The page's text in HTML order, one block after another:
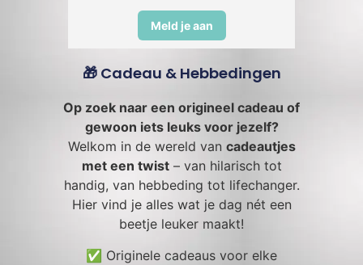
Meld je aan
🎁 Cadeau & Hebbedingen
Op zoek naar een origineel cadeau of
gewoon iets leuks voor jezelf?
Welkom in de wereld van cadeautjes
met een twist– van hilarisch tot
handig, van hebbeding tot lifechanger.
Hier vind je alles wat je dag nét een
beetje leuker maakt!
✅ Originele cadeaus voor elke